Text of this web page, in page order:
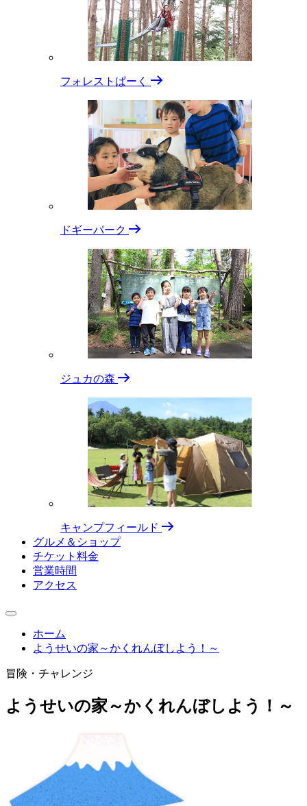
フォレストぱーく
ドギーパーク
ジュカの森
キャンプフィールド
グルメ＆ショップ
チケット料⾦
営業時間
アクセス
ホーム
ようせいの家～かくれんぼしよう！～
冒険・チャレンジ
ようせいの家～かくれんぼしよう！～